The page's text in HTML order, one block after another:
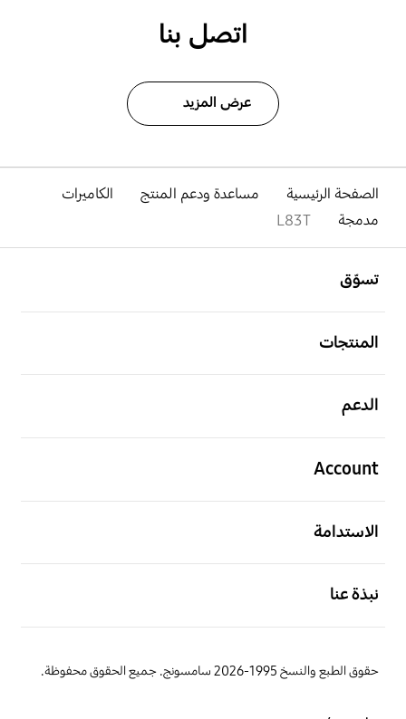
اتصل بنا
عرض المزيد
الصفحة الرئيسية مساعدة ودعم المنتج
الكاميرات
مدمجة
L83T
تسوّق
المنتجات
الدعم
Account
الاستدامة
نبذة عنا
حقوق الطبع والنسخ 1995-2026 سامسونج. جميع الحقوق محفوظة.